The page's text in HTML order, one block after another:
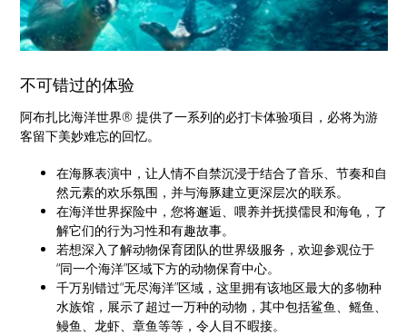
不可错过的体验
阿布扎比海洋世界® 提供了一系列的必打卡体验项目，必将为游
客留下美妙难忘的回忆。
在海豚表演中，让人情不自禁沉浸于结合了音乐、节奏和自
然元素的欢乐氛围，并与海豚建立更深层次的联系。
在海洋世界探险中，您将邂逅、喂养并抚摸儒艮和海龟，了
解它们的行为习性和有趣故事。
若想深入了解动物保育团队的世界级服务，欢迎参观位于
“同一个海洋”区域下方的动物保育中心。
千万别错过“无尽海洋”区域，这里拥有该地区最大的多物种
水族馆，展示了超过一万种的动物，其中包括鲨鱼、鳐鱼、
鳗鱼、龙虾、章鱼等等，令人目不暇接。